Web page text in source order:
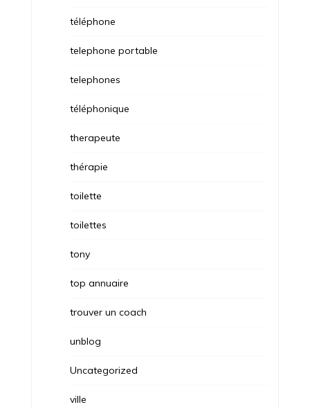
téléphone
telephone portable
telephones
téléphonique
therapeute
thérapie
toilette
toilettes
tony
top annuaire
trouver un coach
unblog
Uncategorized
ville